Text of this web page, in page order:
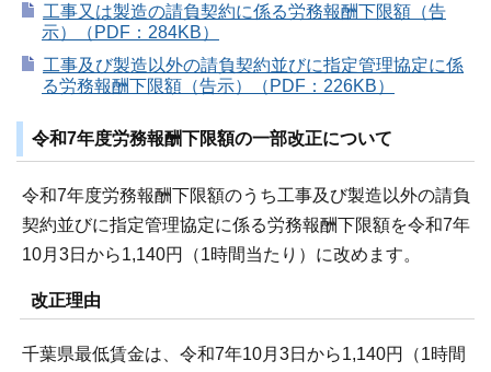
工事又は製造の請負契約に係る労務報酬下限額（告
示）（PDF：284KB）
工事及び製造以外の請負契約並びに指定管理協定に係
る労務報酬下限額（告示）（PDF：226KB）
令和7年度労務報酬下限額の一部改正について
令和7年度労務報酬下限額のうち工事及び製造以外の請負
契約並びに指定管理協定に係る労務報酬下限額を令和7年
10月3日から1,140円（1時間当たり）に改めます。
改正理由
千葉県最低賃金は、令和7年10月3日から1,140円（1時間